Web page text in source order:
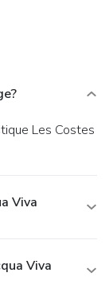
Viva
Viva